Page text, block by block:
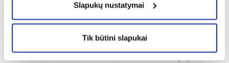
Slapukų nustatymai
Tik būtini slapukai
1+1